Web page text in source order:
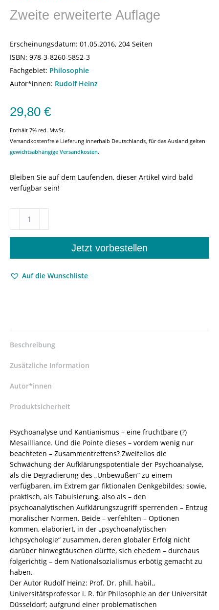
Zweite erweiterte Auflage
Erscheinungsdatum: 01.05.2016, 204 Seiten
ISBN: 978-3-8260-5852-3
Fachgebiet: Philosophie
Autor*innen: Rudolf Heinz
29,80 €
Enthält 7% red. MwSt.
Versandkostenfreie Lieferung innerhalb Deutschlands, für das Ausland gelten
gewichtsabhängige Versandkosten.
Bleiben Sie auf dem Laufenden, dieser Artikel wird bald
verfügbar sein!
Zweite
Auflage
9783826058523
978-
8260-
3
978-
3-
82-
605852-
3
Menge
Jetzt vorbestellen
Auf die Wunschliste
Beschreibung
Zusätzliche Information
Autor*innen
Produktsicherheit
Psychoanalyse und Kantianismus – eine fruchtbare (?)
Mesailliance. Und die Pointe dieses – vordem wenig nur
beachteten – Zusammentreffens? Zweifellos die
Schwächung der Aufklärungspotentiale der Psychoanalyse,
als die Degradierung des „Unbewußen“ zu einem
verfügbaren, im Extrem gar fiktionalen Denkgebildes; sowie,
praktisch, als Tabuisierung, also als – den
psychoanalytischen Aufklärungszugriff sperrenden – Entzug
moralischer Normen. Beide – verfehlten – Optionen
kommen, elaboriert, in der „psychoanalytischen
Ichpsychologie“ zusammen, deren globaler Erfolg nicht
darüber hinwegtäuschen dürfte, sich ehedem – durchaus
folgerichtig – dem Nationalsozialismus erbötig gemacht zu
haben.
Der Autor Rudolf Heinz: Prof. Dr. phil. habil.,
Universitätsprofessor i. R. für Philosophie an der Universität
Düsseldorf; aufgrund einer problematischen